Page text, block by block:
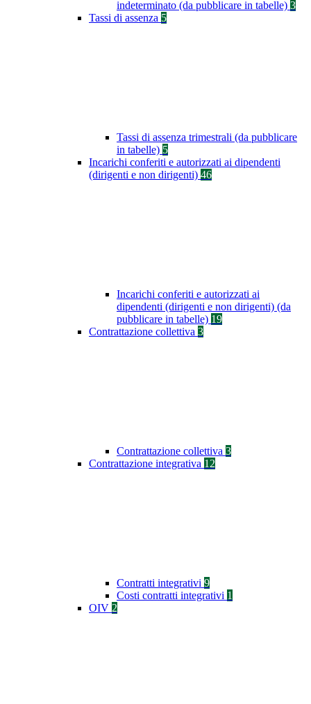
indeterminato (da pubblicare in tabelle) 3
Tassi di assenza 5
Tassi di assenza trimestrali (da pubblicare
in tabelle) 5
Incarichi conferiti e autorizzati ai dipendenti
(dirigenti e non dirigenti) 46
Incarichi conferiti e autorizzati ai
dipendenti (dirigenti e non dirigenti) (da
pubblicare in tabelle) 19
Contrattazione collettiva 3
Contrattazione collettiva 3
Contrattazione integrativa 12
Contratti integrativi 9
Costi contratti integrativi 1
OIV 2